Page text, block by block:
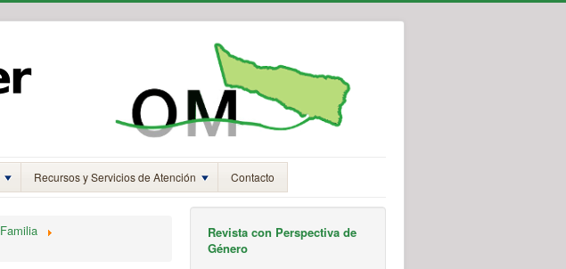
Recursos y Servicios de Atención Contacto
Familia
Revista con Perspectiva de
Género